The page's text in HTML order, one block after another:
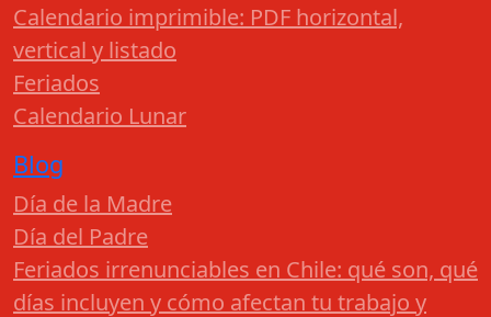
Calendario imprimible: PDF horizontal,
vertical y listado
Feriados
Calendario Lunar
Blog
Día de la Madre
Día del Padre
Feriados irrenunciables en Chile: qué son, qué
días incluyen y cómo afectan tu trabajo y